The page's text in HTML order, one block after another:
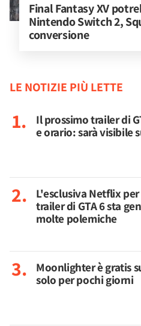
Final Fantasy XV
Nintendo Switch 2,
conversione
LE NOTIZIE PIÙ LETTE
Il prossimo trailer di
e orario: sarà visibile
L'esclusiva Netflix
trailer di GTA 6 sta
molte polemiche
Moonlighter è gratis
solo per pochi giorni